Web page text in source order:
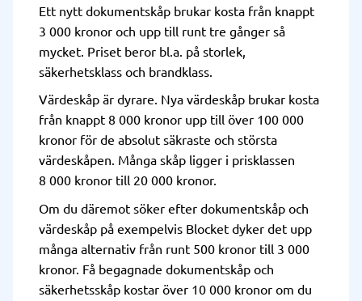
Ett nytt dokumentskåp brukar kosta från knappt
3 000 kronor och upp till runt tre gånger så
mycket. Priset beror bl.a. på storlek,
säkerhetsklass och brandklass.
Värdeskåp är dyrare. Nya värdeskåp brukar kosta
från knappt 8 000 kronor upp till över 100 000
kronor för de absolut säkraste och största
värdeskåpen. Många skåp ligger i prisklassen
8 000 kronor till 20 000 kronor.
Om du däremot söker efter dokumentskåp och
värdeskåp på exempelvis Blocket dyker det upp
många alternativ från runt 500 kronor till 3 000
kronor. Få begagnade dokumentskåp och
säkerhetsskåp kostar över 10 000 kronor om du